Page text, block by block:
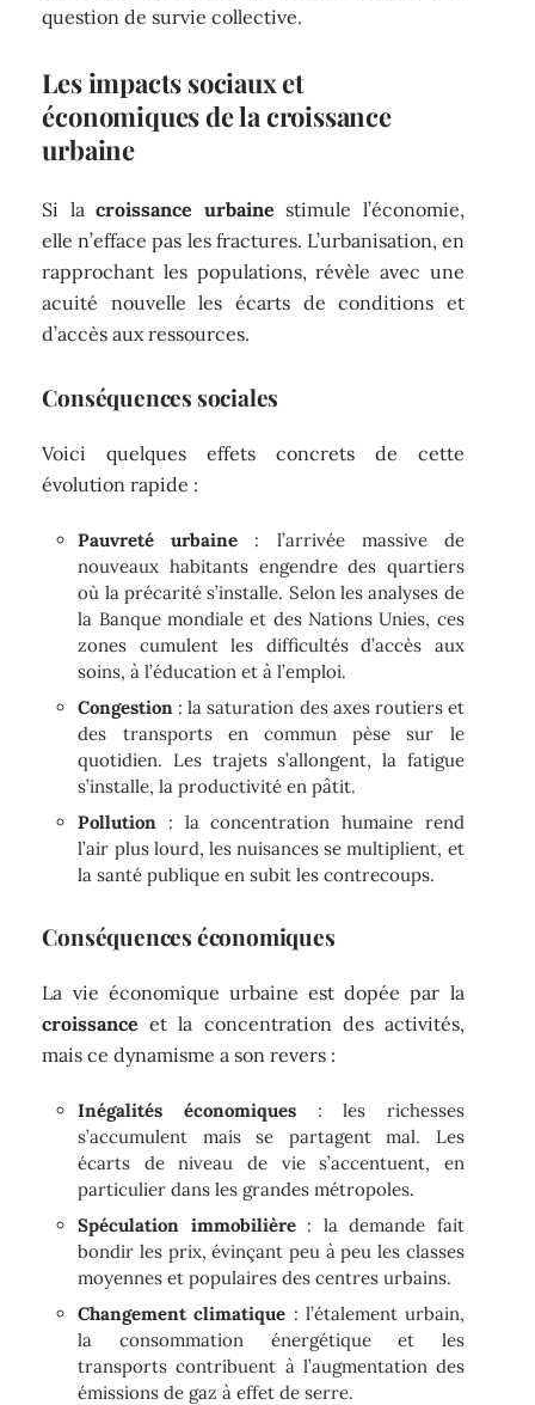
question de survie collective.
Les impacts sociaux et
économiques de la croissance
urbaine
Si lacroissance urbaine stimule l’économie,
elle n’efface pas les fractures. L’urbanisation, en
rapprochant les populations, révèle avec une
acuité nouvelle les écarts de conditions et
d’accès aux ressources.
Conséquences sociales
Voici quelques effets concrets de cette
évolution rapide :
Pauvreté urbaine : l’arrivée massive de
nouveaux habitants engendre des quartiers
où la précarité s’installe. Selon les analyses de
la Banque mondiale et des Nations Unies, ces
zones cumulent les difficultés d’accès aux
soins, à l’éducation et à l’emploi.
Congestion : la saturation des axes routiers et
des transports en commun pèse sur le
quotidien. Les trajets s’allongent, la fatigue
s’installe, la productivité en pâtit.
Pollution : la concentration humaine rend
l’air plus lourd, les nuisances se multiplient, et
la santé publique en subit les contrecoups.
Conséquences économiques
La vie économique urbaine est dopée par la
croissance et la concentration des activités,
mais ce dynamisme a son revers :
Inégalités économiques: les richesses
s’accumulent mais se partagent mal. Les
écarts de niveau de vie s’accentuent, en
particulier dans les grandes métropoles.
Spéculation immobilière: la demande fait
bondir les prix, évinçant peu à peu les classes
moyennes et populaires des centres urbains.
Changement climatique : l’étalement urbain,
la consommation énergétique et les
transports contribuent à l’augmentation des
émissions de gaz à effet de serre.